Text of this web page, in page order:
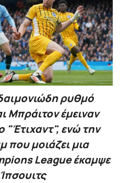
ρυθμό
Μπράιτον έμειναν
"Έτιχαντ", ενώ την
που μοιάζει μια
League έκαμψε